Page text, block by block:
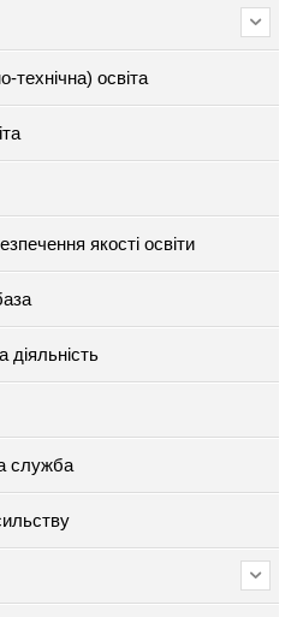
технічна) освіта
якості освіти
діяльність
служба